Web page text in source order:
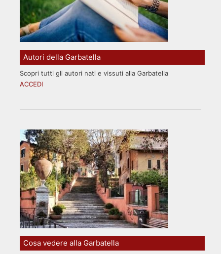
Autori della Garbatella
Scopri tutti gli autori nati e vissuti alla Garbatella
ACCEDI
Cosa vedere alla Garbatella